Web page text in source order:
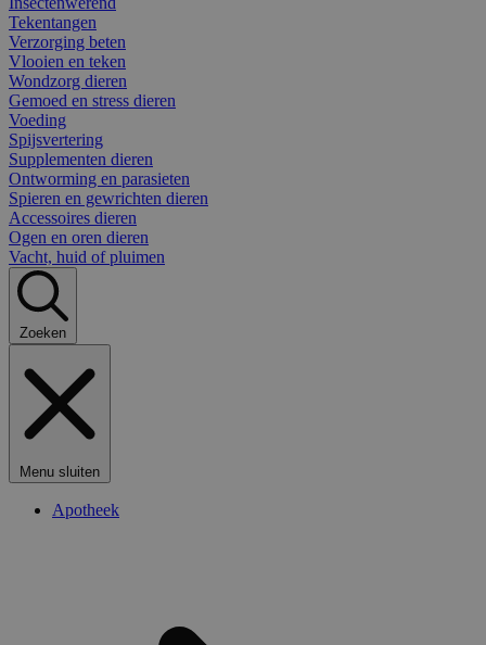
Tekentangen
Verzorging beten
Vlooien en teken
Wondzorg dieren
Gemoed en stress dieren
Voeding
Spijsvertering
Supplementen dieren
Ontworming en parasieten
Spieren en gewrichten dieren
Accessoires dieren
Ogen en oren dieren
Vacht, huid of pluimen
Zoeken
Menu sluiten
Apotheek